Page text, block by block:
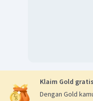
Klaim Gold
Dengan Gold